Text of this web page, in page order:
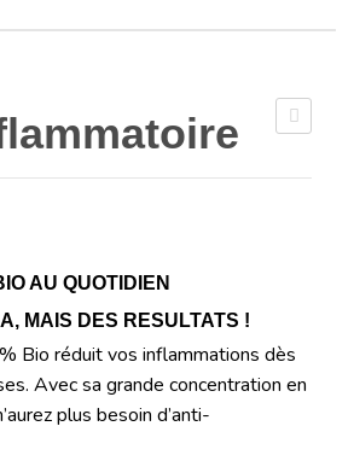
AU QUOTIDIEN
MAIS DES RESULTATS !
Bio réduit vos inflammations dès
Avec sa grande concentration en
plus besoin d’anti-